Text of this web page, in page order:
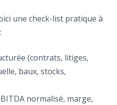
une check-list pratique à
(contrats, litiges,
baux, stocks,
normalisé, marge,